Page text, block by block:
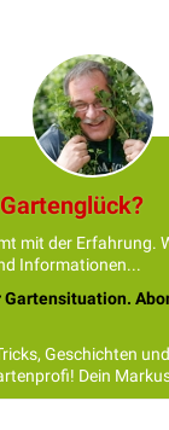
mit der Erfahrung.
Informationen...
Geschichten
Dein